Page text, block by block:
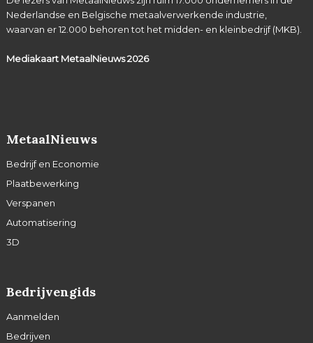
Nederlandse en Belgische metaalverwerkende industrie,
waarvan er 12.000 behoren tot het midden- en kleinbedrijf (MKB).
Mediakaart MetaalNieuws2026
MetaalNieuws
Bedrijf en Economie
Plaatbewerking
Verspanen
Automatisering
3D
Bedrijvengids
Aanmelden
Bedrijven